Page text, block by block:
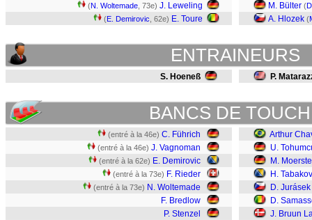
(N. Woltemade , 73e) J. Leweling
(E. Demirovic , 62e) E. Toure
M. Bülter (
A. Hlozek (
ENTRAINEURS
S. Hoeneß P.
BANCS DE
(entré à la 46e) C. Führich
(entré à la 46e) J. Vagnoman
(entré à la 62e) E. Demirovic
(entré à la 73e) F. Rieder
(entré à la 73e) N. Woltemade
F. Bredlow
P. Stenzel
Arthur
U.
M.
H.
D. Jurásek
D.
J. Bruun